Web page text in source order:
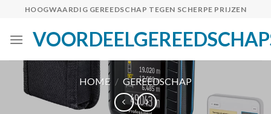
content
HOOGWAARDIG GEREEDSCHAP TEGEN SCHERPE PRIJZEN
HOME / GEREEDSCHAP